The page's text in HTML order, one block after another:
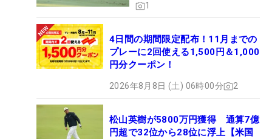
1
4日間の期間限定配布！11月までの
プレーに2回使える1,500円＆1,000
円分クーポン！
2026年8月8日 (土) 06時00分 2
松山英樹が5800万円獲得 通算7億
円超で32位から28位に浮上【米国